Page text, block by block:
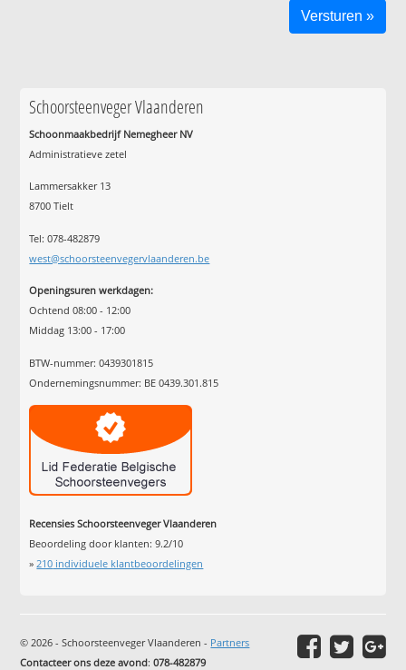
Schoorsteenveger Vlaanderen
Schoonmaakbedrijf Nemegheer NV
Administratieve zetel
Lammersakker 13
8700 Tielt
Tel: 078-482879
west@schoorsteenvegervlaanderen.be
Openingsuren werkdagen:
Ochtend 08:00 - 12:00
Middag 13:00 - 17:00
BTW-nummer: 0439301815
Ondernemingsnummer: BE 0439.301.815
Recensies Schoorsteenveger Vlaanderen
Beoordeling door klanten:9.2/10
»210 individuele klantbeoordelingen
© 2026 - Schoorsteenveger Vlaanderen - Partners
Contacteer ons deze avond:078-482879